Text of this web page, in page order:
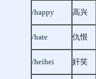
/happy 高兴
/hate 仇恨
/heihei 奸笑